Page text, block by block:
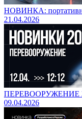
НОВИНКА:
21.04.2026
ПЕРЕВООРУЖЕНИЕ
09.04.2026